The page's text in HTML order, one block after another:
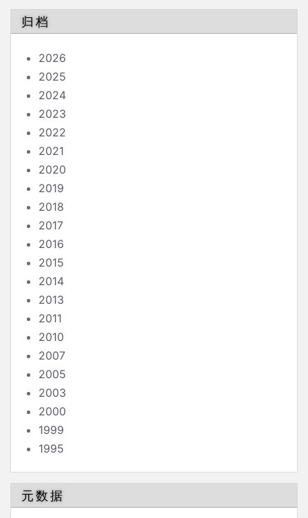
归档
2026
2025
2024
2023
2022
2021
2020
2019
2018
2017
2016
2015
2014
2013
2011
2010
2007
2005
2003
2000
1999
1995
元数据